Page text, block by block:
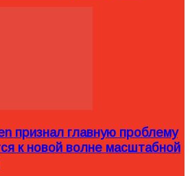
признал главную проблему
к новой волне масштабной